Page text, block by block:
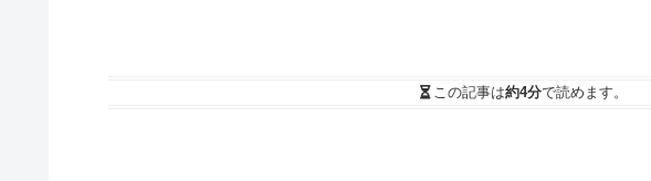
この記事は約4分で読めます。